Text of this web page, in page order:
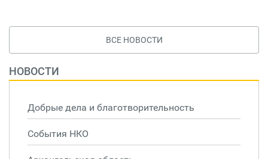
ВСЕ НОВОСТИ
НОВОСТИ
Добрые дела и благотворительность
События НКО